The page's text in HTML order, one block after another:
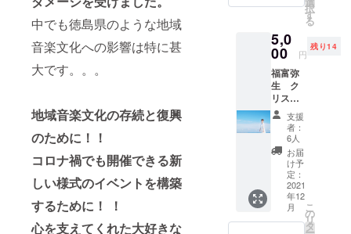
中でも徳島県のような地域
音楽文化への影響は特に甚
大です。。。
地域音楽文化の存続と復興
のために！！
コロナ禍でも開催できる新
しい様式のイベントを構築
するために！
！
心を支えてくれた大好きな
興財団
など 徳
島の文
化団体
へ募金
させて
いただ
きま
す。 ※
返礼品:
演者全
員から
の感謝
の色紙
ます。
品:KEi
からの
手書き
メッ
セージ
レター
＋
「KEi
present
s スペ
シャル
缶詰」
〈内
容〉KEi
が収穫
した甘
択
す
る
5,0
00 円
残り14
福富弥
生 ク
リスマ
スプレ
ゼント
コース
いただ
いた支
援金を
出演者
にイベ
ント出
演料と
支援
者：
6人
お届
け予
定：
2021
年12
月
こ
の
リ
タ